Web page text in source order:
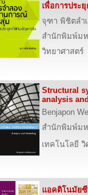
เพื่อการประ
จุฑา พิชิตลำ
สำนักพิมพ์มห
วิทยาศาสตร์
Structural
analysis
Benjapon
สำนักพิมพ์มห
เทคโนโลยี
แอคติโนมัย